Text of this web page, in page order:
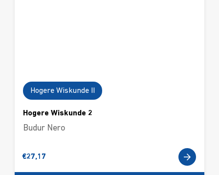
Hogere Wiskunde II
Hogere Wiskunde 2
Budur Nero
€27,17